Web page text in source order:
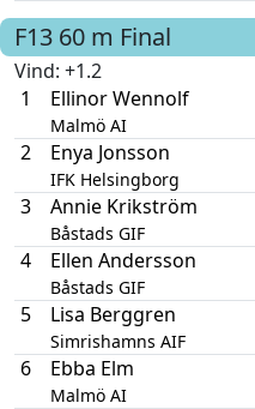
F13 60 m Final
Vind: +1.2
1
Ellinor Wennolf
Malmö AI
2 Enya Jonsson
IFK Helsingborg
3 Annie Krikström
Båstads GIF
4 Ellen Andersson
Båstads GIF
5 Lisa Berggren
Simrishamns AIF
6 Ebba Elm
Malmö AI